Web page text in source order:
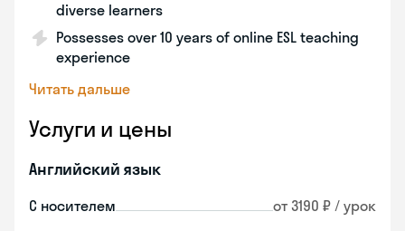
diverse learners
Possesses over 10 years of online ESL teaching
experience
Читать дальше
Услуги и цены
Английский язык
С носителем от 3190 ₽ / урок